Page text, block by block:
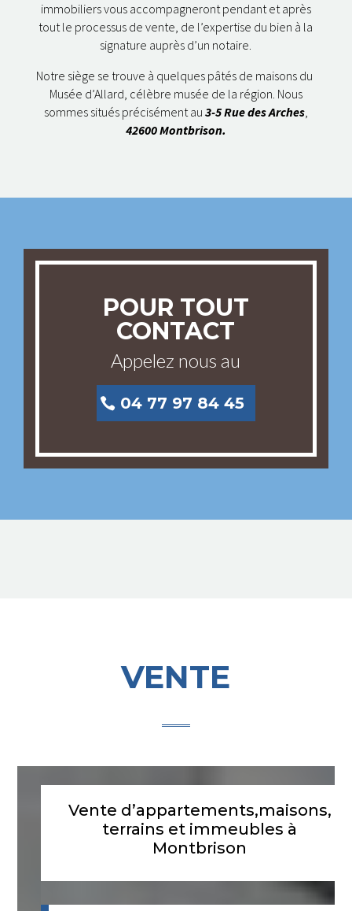
immobiliers vous accompagneront pendant et après
tout le processus de vente, de l’expertise du bien à la
signature auprès d’un notaire.
Notre siège se trouve à quelques pâtés de maisons du
Musée d’Allard, célèbre musée de la région. Nous
sommes situés précisément au 3-5 Rue des Arches,
42600 Montbrison.
POUR TOUT
CONTACT
Appelez nous au
04 77 97 84 45
VENTE
Vente d’appartements,maisons,
terrains et immeubles à
Montbrison